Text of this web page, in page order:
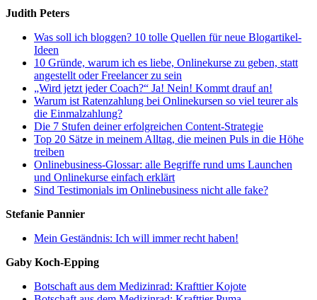
Judith Peters
Was soll ich bloggen? 10 tolle Quellen für neue Blogartikel-
Ideen
10 Gründe, warum ich es liebe, Onlinekurse zu geben, statt
angestellt oder Freelancer zu sein
„Wird jetzt jeder Coach?“ Ja! Nein! Kommt drauf an!
Warum ist Ratenzahlung bei Onlinekursen so viel teurer als
die Einmalzahlung?
Die 7 Stufen deiner erfolgreichen Content-Strategie
Top 20 Sätze in meinem Alltag, die meinen Puls in die Höhe
treiben
Onlinebusiness-Glossar: alle Begriffe rund ums Launchen
und Onlinekurse einfach erklärt
Sind Testimonials im Onlinebusiness nicht alle fake?
Stefanie Pannier
Mein Geständnis: Ich will immer recht haben!
Gaby Koch-Epping
Botschaft aus dem Medizinrad: Krafttier Kojote